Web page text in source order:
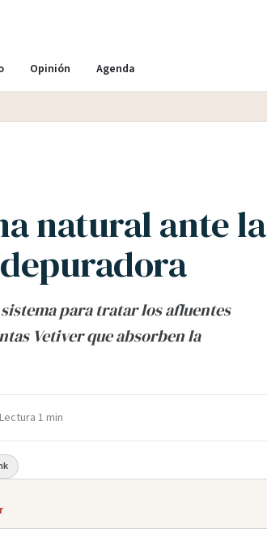
Opinión Agenda
natural ante la
para tratar los afluentes
Vetiver que absorben la
Lectura 1 min